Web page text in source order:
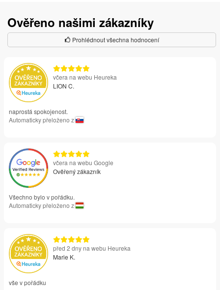
Ověřeno našimi zákazníky
Prohlédnout všechna hodnocení
včera na webu Heureka
LION C.
naprostá spokojenost.
Automaticky přeloženo z
včera na webu Google
Ověřený zákazník
Všechno bylo v pořádku.
Automaticky přeloženo z
před 2 dny na webu Heureka
Marie K.
vše v pořádku